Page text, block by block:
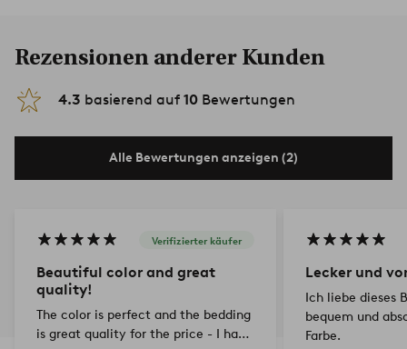
Rezensionen anderer Kunden
4.3 basierend auf 10 Bewertungen
Alle Bewertungen anzeigen (2)
Verifizierter käufer
Beautiful color and great
quality!
The color is perfect and the bedding
is great quality for the price - I have
Lecker und
Ich liebe dieses
bequem und
Farbe.